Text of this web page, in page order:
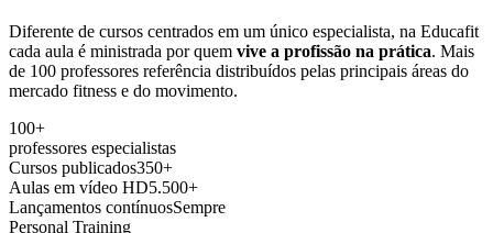
Diferente de cursos centrados em um único especialista, na Educafit
cada aula é ministrada por quem vive a profissão na prática. Mais
de 100 professores referência distribuídos pelas principais áreas do
mercado fitness e do movimento.
100+
professores especialistas
Cursos publicados350+
Aulas em vídeo HD5.500+
Lançamentos contínuosSempre
Personal Training